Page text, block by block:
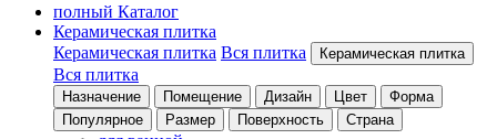
полный Каталог
Керамическая плитка
Керамическая плитка Вся плитка Керамическая плитка
Вся плитка
Назначение Помещение Дизайн Цвет
Форма
Популярное
Размер Поверхность Страна